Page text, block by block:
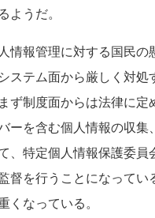
ようだ。
情報管理に対する国民の
ステム面から厳しく対処
ず制度面からは法律に定
ーを含む個人情報の収集
、特定個人情報保護委員
督を行うことになってい
くなっている。